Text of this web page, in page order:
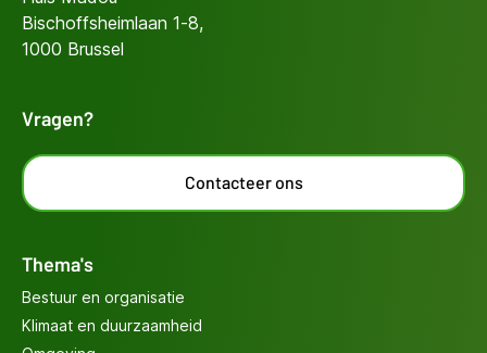
Bischoffsheimlaan 1-8,
1000 Brussel
Vragen?
Contacteer ons
Thema's
Bestuur en organisatie
Klimaat en duurzaamheid